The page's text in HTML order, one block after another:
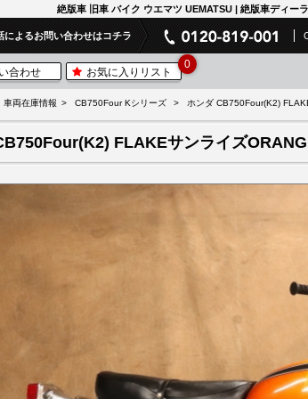
絶版車 旧車 バイク ウエマツ UEMATSU | 絶版車ディ
によるお問い合わせはコチラ
合わせ お気に入りリスト
0
車両在庫情報 CB750Four Kシリーズ ホンダ CB750Four(K2)
FLAKEサンライズ